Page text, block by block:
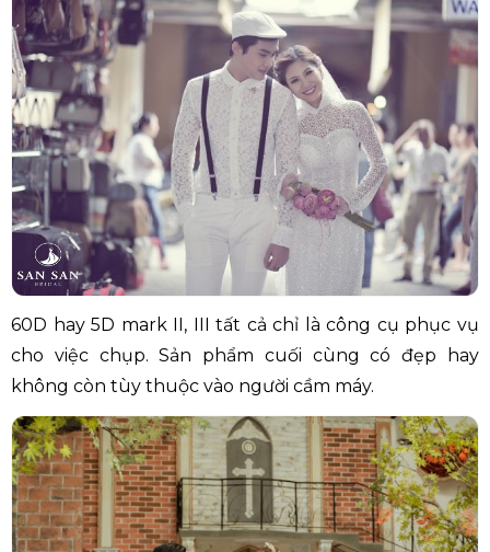
60D hay 5D mark II, III tất cả chỉ là công cụ phục vụ
cho việc chụp. Sản phẩm cuối cùng có đẹp hay
không còn tùy thuộc vào người cầm máy.